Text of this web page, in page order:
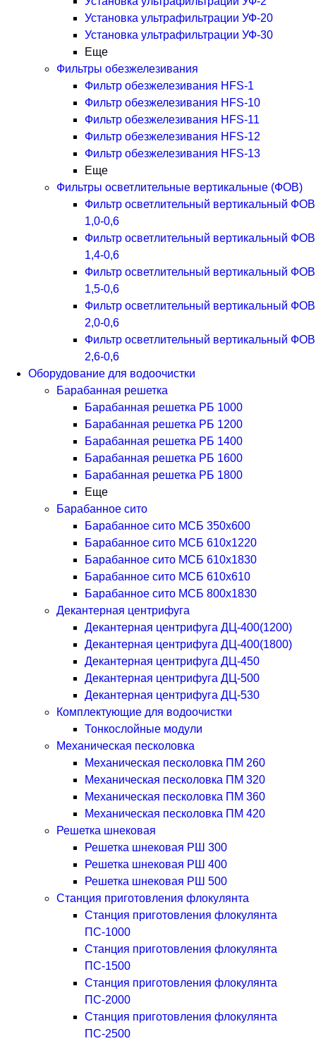
Установка ультрафильтрации УФ-20
Установка ультрафильтрации УФ-30
Еще
Фильтры обезжелезивания
Фильтр обезжелезивания HFS-1
Фильтр обезжелезивания HFS-10
Фильтр обезжелезивания HFS-11
Фильтр обезжелезивания HFS-12
Фильтр обезжелезивания HFS-13
Еще
Фильтры осветлительные вертикальные (ФОВ)
Фильтр осветлительный вертикальный ФОВ
1,0-0,6
Фильтр осветлительный вертикальный ФОВ
1,4-0,6
Фильтр осветлительный вертикальный ФОВ
1,5-0,6
Фильтр осветлительный вертикальный ФОВ
2,0-0,6
Фильтр осветлительный вертикальный ФОВ
2,6-0,6
Оборудование для водоочистки
Барабанная решетка
Барабанная решетка РБ 1000
Барабанная решетка РБ 1200
Барабанная решетка РБ 1400
Барабанная решетка РБ 1600
Барабанная решетка РБ 1800
Еще
Барабанное сито
Барабанное сито МСБ 350x600
Барабанное сито МСБ 610x1220
Барабанное сито МСБ 610x1830
Барабанное сито МСБ 610x610
Барабанное сито МСБ 800x1830
Декантерная центрифуга
Декантерная центрифуга ДЦ-400(1200)
Декантерная центрифуга ДЦ-400(1800)
Декантерная центрифуга ДЦ-450
Декантерная центрифуга ДЦ-500
Декантерная центрифуга ДЦ-530
Комплектующие для водоочистки
Тонкослойные модули
Механическая песколовка
Механическая песколовка ПM 260
Механическая песколовка ПM 320
Механическая песколовка ПM 360
Механическая песколовка ПM 420
Решетка шнековая
Решетка шнековая РШ 300
Решетка шнековая РШ 400
Решетка шнековая РШ 500
Станция приготовления флокулянта
Станция приготовления флокулянта
ПС-1000
Станция приготовления флокулянта
ПС-1500
Станция приготовления флокулянта
ПС-2000
Станция приготовления флокулянта
ПС-2500